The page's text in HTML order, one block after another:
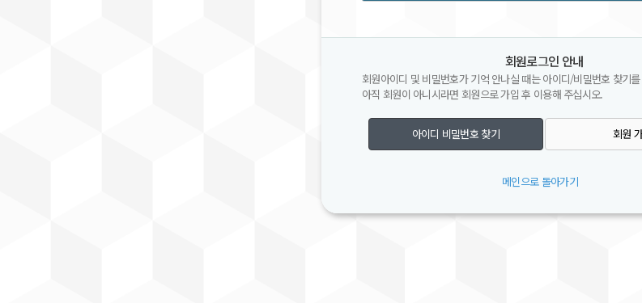
회원로그인 안내
회원아이디 및 비밀번호가 기억 안나실 때는 아이디/비밀번호 찾기
아직 회원이 아니시라면 회원으로 가입 후 이용해 주십시오.
아이디 비밀번호 찾기 회원
메인으로 돌아가기